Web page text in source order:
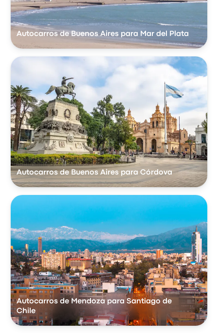
Autocarros de Buenos Aires para Mar del Plata
Autocarros de Buenos Aires para Córdova
Autocarros de Mendoza para Santiago de
Chile